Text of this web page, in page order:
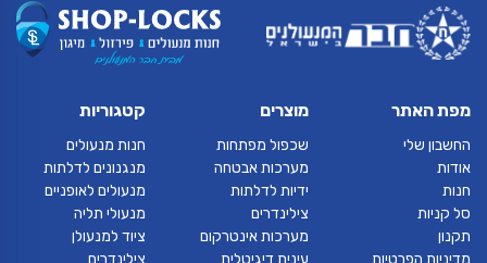
מפת האתר
החשבון שלי
אודות
חנות
סל קניות
תקנון
מוצרים
שכפול מפתחות
מערכות אבטחה
ידיות לדלתות
צילינדרים
מערכות אינטרקום
קטגוריות
חנות מנעולים
מנגנונים לדלתות
מנעולים לאופניים
מנעולי תליה
ציוד למנעולן